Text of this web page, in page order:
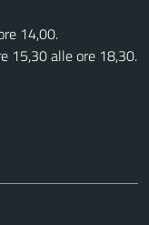
14,00.
15,30 alle ore 18,30.